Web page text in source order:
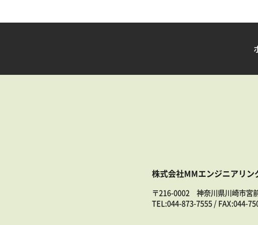
株式会社MMエンジニアリン
〒216-0002 神奈川県川崎市宮
TEL:044-873-7555/ FAX:044-